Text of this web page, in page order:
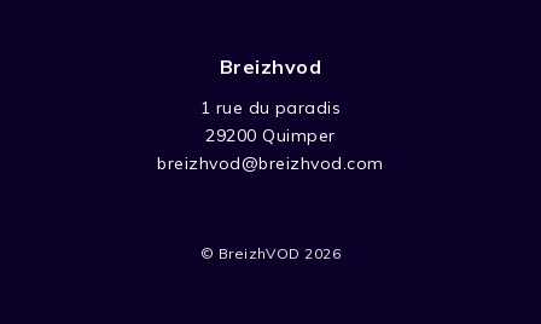
Breizhvod
1 rue du paradis
29200 Quimper
breizhvod@breizhvod.com
© BreizhVOD 2026